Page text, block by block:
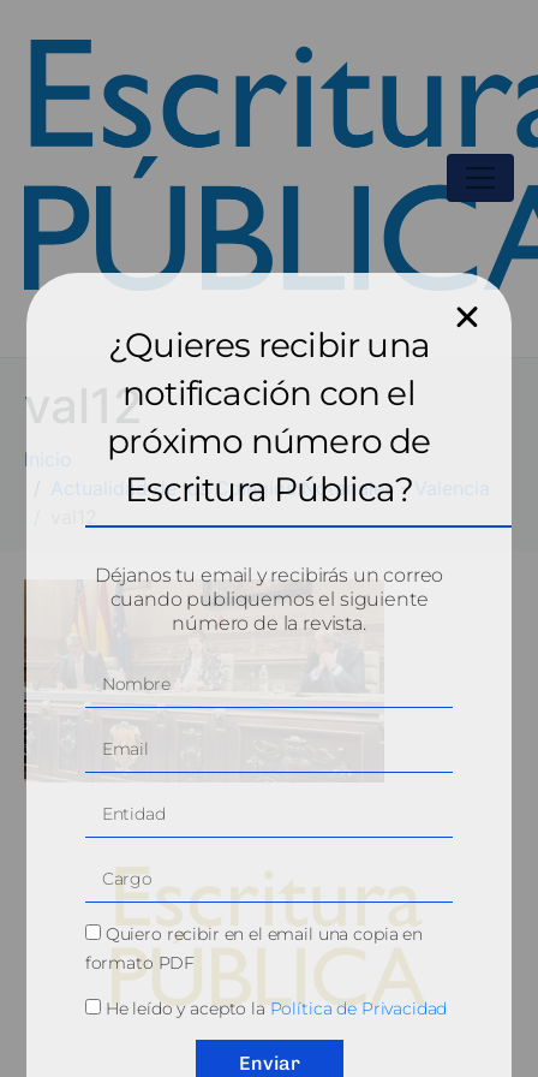
val12
Inicio
Actualidad de los Colegios Notariales - Valencia
© 2010, Consejo General del Notariado
¿Quieres recibir una
notificación con el
próximo número de
Escritura Pública?
Déjanos tu email y recibirás un correo
cuando publiquemos el siguiente
número de la revista.
Quiero recibir en el email una copia en
formato PDF
He leído y acepto laPolítica de Privacidad
Enviar